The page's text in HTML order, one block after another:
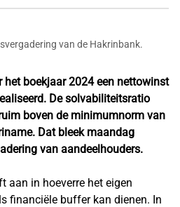
van de Hakrinbank.
het boekjaar 2024 een nettowinst
De solvabiliteitsratio
boven de minimumnorm van
Dat bleek maandag
van aandeelhouders.
aan in hoeverre het eigen
financiële buffer kan dienen. In